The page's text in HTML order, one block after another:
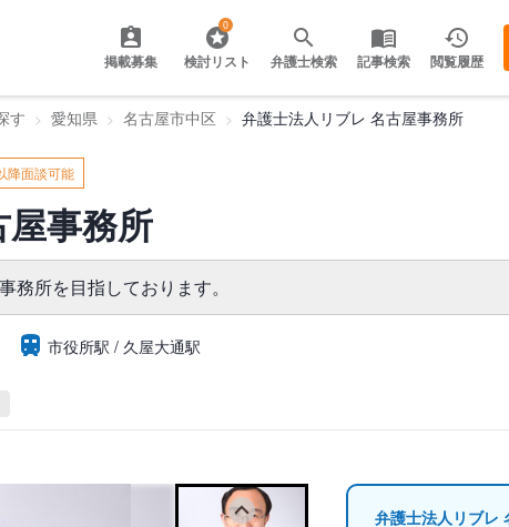
掲載募集
0
検討リスト 弁護士検索 記事検索 閲覧履歴
す 愛知県 名古屋市中区 弁護士法人リブレ 名古屋事務所
降面談可能
事務所
所を目指しております。
市役所駅 久屋大通駅
弁護士法人リブレ